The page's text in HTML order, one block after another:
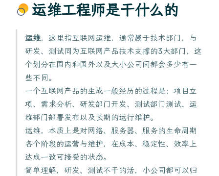
运维工程师是干什么的
运维，这里指互联网运维，通常属于技术部门，与
研发、测试同为互联网产品技术支撑的3大部门，这
个划分在国内和国外以及大小公司间都会多少有一
些不同。
一个互联网产品的生成一般经历的过程是：项目立
项、需求分析、研发部门开发、测试部门测试、运
维部门部署发布以及长期的运行维护。
运维，本质上是对网络、服务器、服务的生命周期
各个阶段的运营与维护，在成本、稳定性、效率上
达成一致可接受的状态。
简单理解，研发、测试不干的活，小公司都可以归